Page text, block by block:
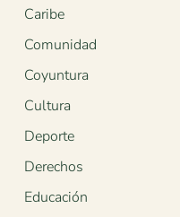
Caribe
Comunidad
Coyuntura
Cultura
Deporte
Derechos
Educación